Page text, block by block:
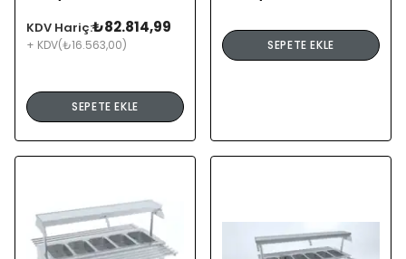
KDV Hariç:₺82.814,99
+ KDV(₺16.563,00)
SEPETE EKLE
SEPETE EKLE